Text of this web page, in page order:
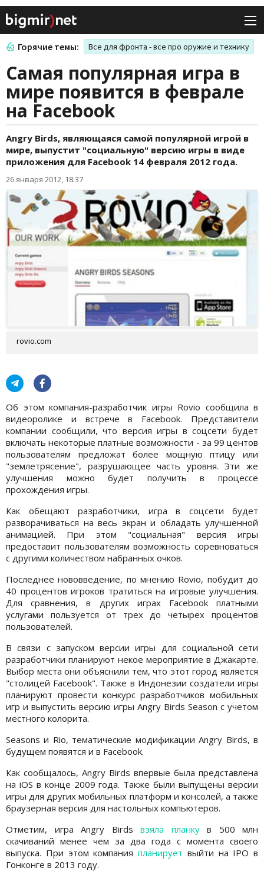
Горячие темы: Все для фронта - все про оружие и технику
Самая популярная игра в
мире появится в феврале
на Facebook
Angry Birds, являющаяся самой популярной игрой в
мире, выпустит "социальную" версию игры в виде
приложения для Facebook 14 февраля 2012 года.
26 января 2012, 18:37
rovio.com
Об этом компания-разработчик игры Rovio сообщила в
видеоролике и встрече в Facebook. Представители
компании сообщили, что версия игры в соцсети будет
включать некоторые платные возможности - за 99 центов
пользователям предложат более мощную птицу или
"землетрясение", разрушающее часть уровня. Эти же
улучшения можно будет получить в процессе
прохождения игры.
Как обещают разработчики, игра в соцсети будет
разворачиваться на весь экран и обладать улучшенной
анимацией. При этом "социальная" версия игры
предоставит пользователям возможность соревноваться
с другими количеством набранных очков.
Последнее нововведение, по мнению Rovio, побудит до
40 процентов игроков тратиться на игровые улучшения.
Для сравнения, в других играх Facebook платными
услугами пользуется от трех до четырех процентов
пользователей.
В связи с запуском версии игры для социальной сети
разработчики планируют некое мероприятие в Джакарте.
Выбор места они объяснили тем, что этот город является
"столицей Facebook". Также в Индонезии создатели игры
планируют провести конкурс разработчиков мобильных
игр и выпустить версию игры Angry Birds Season с учетом
местного колорита.
Seasons и Rio, тематические модификации Angry Birds, в
будущем появятся и в Facebook.
Как сообщалось, Angry Birds впервые была представлена
на iOS в конце 2009 года. Также были выпущены версии
игры для других мобильных платформ и консолей, а также
браузерная версия для настольных компьютеров.
Отметим, игра Angry Birds взяла планкув 500 млн
скачиваний менее чем за два года с момента своего
выпуска. При этом компания планирует выйти на IPO в
Гонконге в 2013 году.